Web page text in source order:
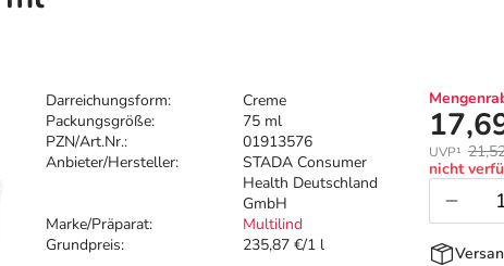
Darreichungsform:
Creme
Packungsgröße:
75 ml
PZN/Art.Nr.:
01913576
Anbieter/Hersteller:
STADA Consumer
Health Deutschland
GmbH
Marke/Präparat:
Multilind
Grundpreis:
235,87 €/1 l
UVP¹
nicht